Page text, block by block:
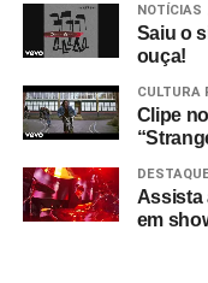
NOTÍCIAS
Saiu o
ouça!
CULTURA
Clipe
Assista
em